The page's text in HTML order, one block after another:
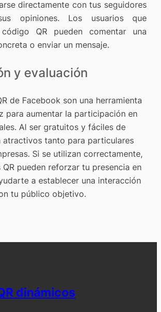
directamente con tus seguidores
opiniones. Los usuarios que
QR pueden comentar una
o enviar un mensaje.
y evaluación
de Facebook son una herramienta
para aumentar la participación en
Al ser gratuitos y fáciles de
atractivos tanto para particulares
Si se utilizan correctamente,
pueden reforzar tu presencia en
a establecer una interacción
tu público objetivo.
dinámicos